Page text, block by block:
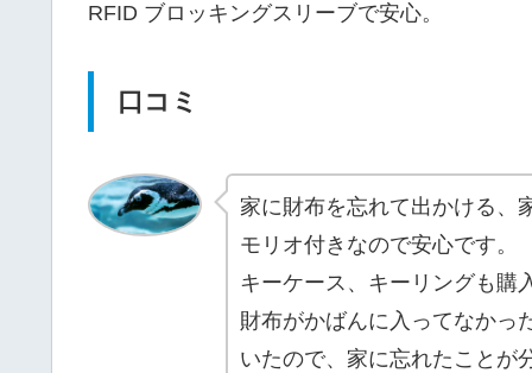
RFID ブロッキングスリーブで安心。
口コミ
家に財布を忘れて出かける、
モリオ付きなので安心です。
キーケース、キーリングも購
財布がかばんに入ってなかっ
いたので、家に忘れたことが